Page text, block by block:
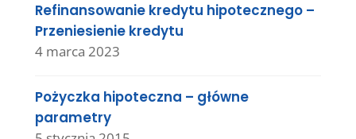
Refinansowanie kredytu hipotecznego –
Przeniesienie kredytu
4 marca 2023
Pożyczka hipoteczna – główne
parametry